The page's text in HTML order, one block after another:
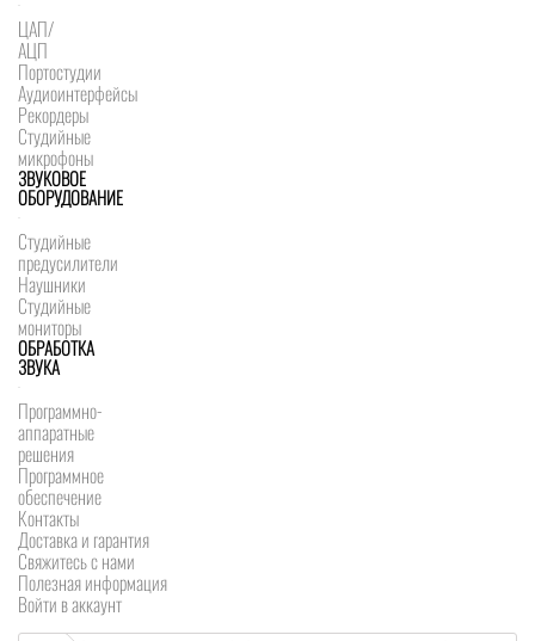
ЦАП/
АЦП
Портостудии
Аудиоинтерфейсы
Рекордеры
Студийные
микрофоны
ЗВУКОВОЕ
ОБОРУДОВАНИЕ
Студийные
предусилители
Наушники
Студийные
мониторы
ОБРАБОТКА
ЗВУКА
Программно-
аппаратные
решения
Программное
обеспечение
Контакты
Доставка и гарантия
Свяжитесь с нами
Полезная информация
Войти в аккаунт